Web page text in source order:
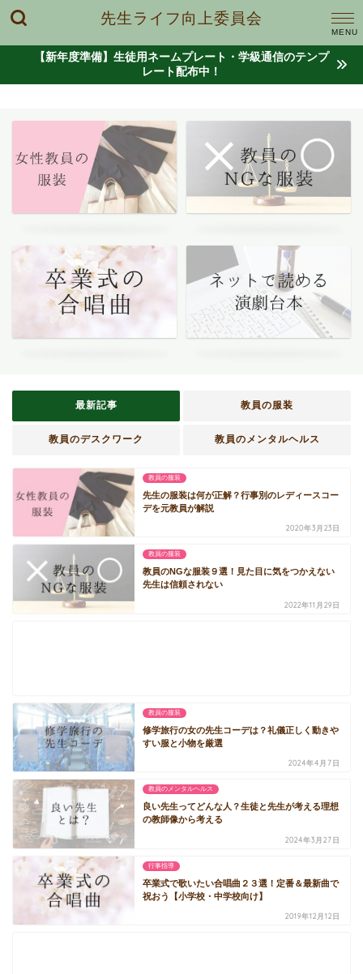
先生ライフ向上委員会
【新年度準備】生徒用ネームプレート・学級通信のテンプ
レート配布中！
最新記事 教員の服装
教員のデスクワーク 教員のメンタルヘルス
教員の服装
先生の服装は何が正解？行事別のレディースコー
デを元教員が解説
2020年3月23日
教員の服装
教員のNGな服装９選！見た目に気をつかえない
先生は信頼されない
2022年11月29日
教員の服装
修学旅行の女の先生コーデは？礼儀正しく動きや
すい服と小物を厳選
2024年4月7日
教員のメンタルヘルス
良い先生ってどんな人？生徒と先生が考える理想
の教師像から考える
2024年3月27日
行事指導
卒業式で歌いたい合唱曲２３選！定番＆最新曲で
祝おう【小学校・中学校向け】
2019年12月12日